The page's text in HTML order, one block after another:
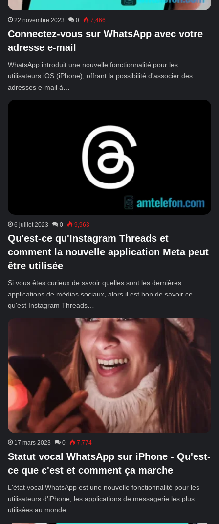
22 novembre 2023 0 7,466
Connectez-vous sur WhatsApp avec votre
adresse e-mail
WhatsApp introduit une nouvelle fonctionnalité pour les
utilisateurs iOS (iPhone), offrant la possibilité d'associer des
adresses e-mail à…
6 juillet 2023 0 9,963
Qu'est-ce qu'Instagram Threads et
comment la nouvelle application Meta peut
être utilisée
Si vous êtes curieux de savoir quelles sont les dernières
applications de médias sociaux, alors il est bon de savoir ce
qu'est Instagram Threads…
17 mars 2023 0 7,774
Statut vocal WhatsApp sur iPhone - Qu'est-
ce que c'est et comment ça marche
L'état vocal WhatsApp est une nouvelle fonctionnalité pour les
utilisateurs d'iPhone, les applications de messagerie les plus
utilisées au monde.